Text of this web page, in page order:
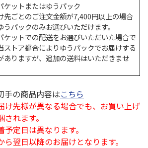
ケットまたはゆうパック
先ごとのご注文金額が7,400円以上の場合
うパックのみお選びいただけます。
ケットでの配送をお選びいただいた場合で
ストア都合によりゆうパックでお届けする
ありますが、追加の送料はいただきませ
の商品内容はこちら
先様が異なる場合でも、お買い上げ
れます。
定日は異なります。
翌日以降のお届けとなります。